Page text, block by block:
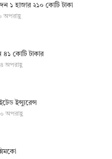
১ হাজার ২১০ কোটি টাকা
৪১ কোটি টাকার
অপরাহ্ণ
ইন্স্যুরেন্স
অপরাহ্ণ